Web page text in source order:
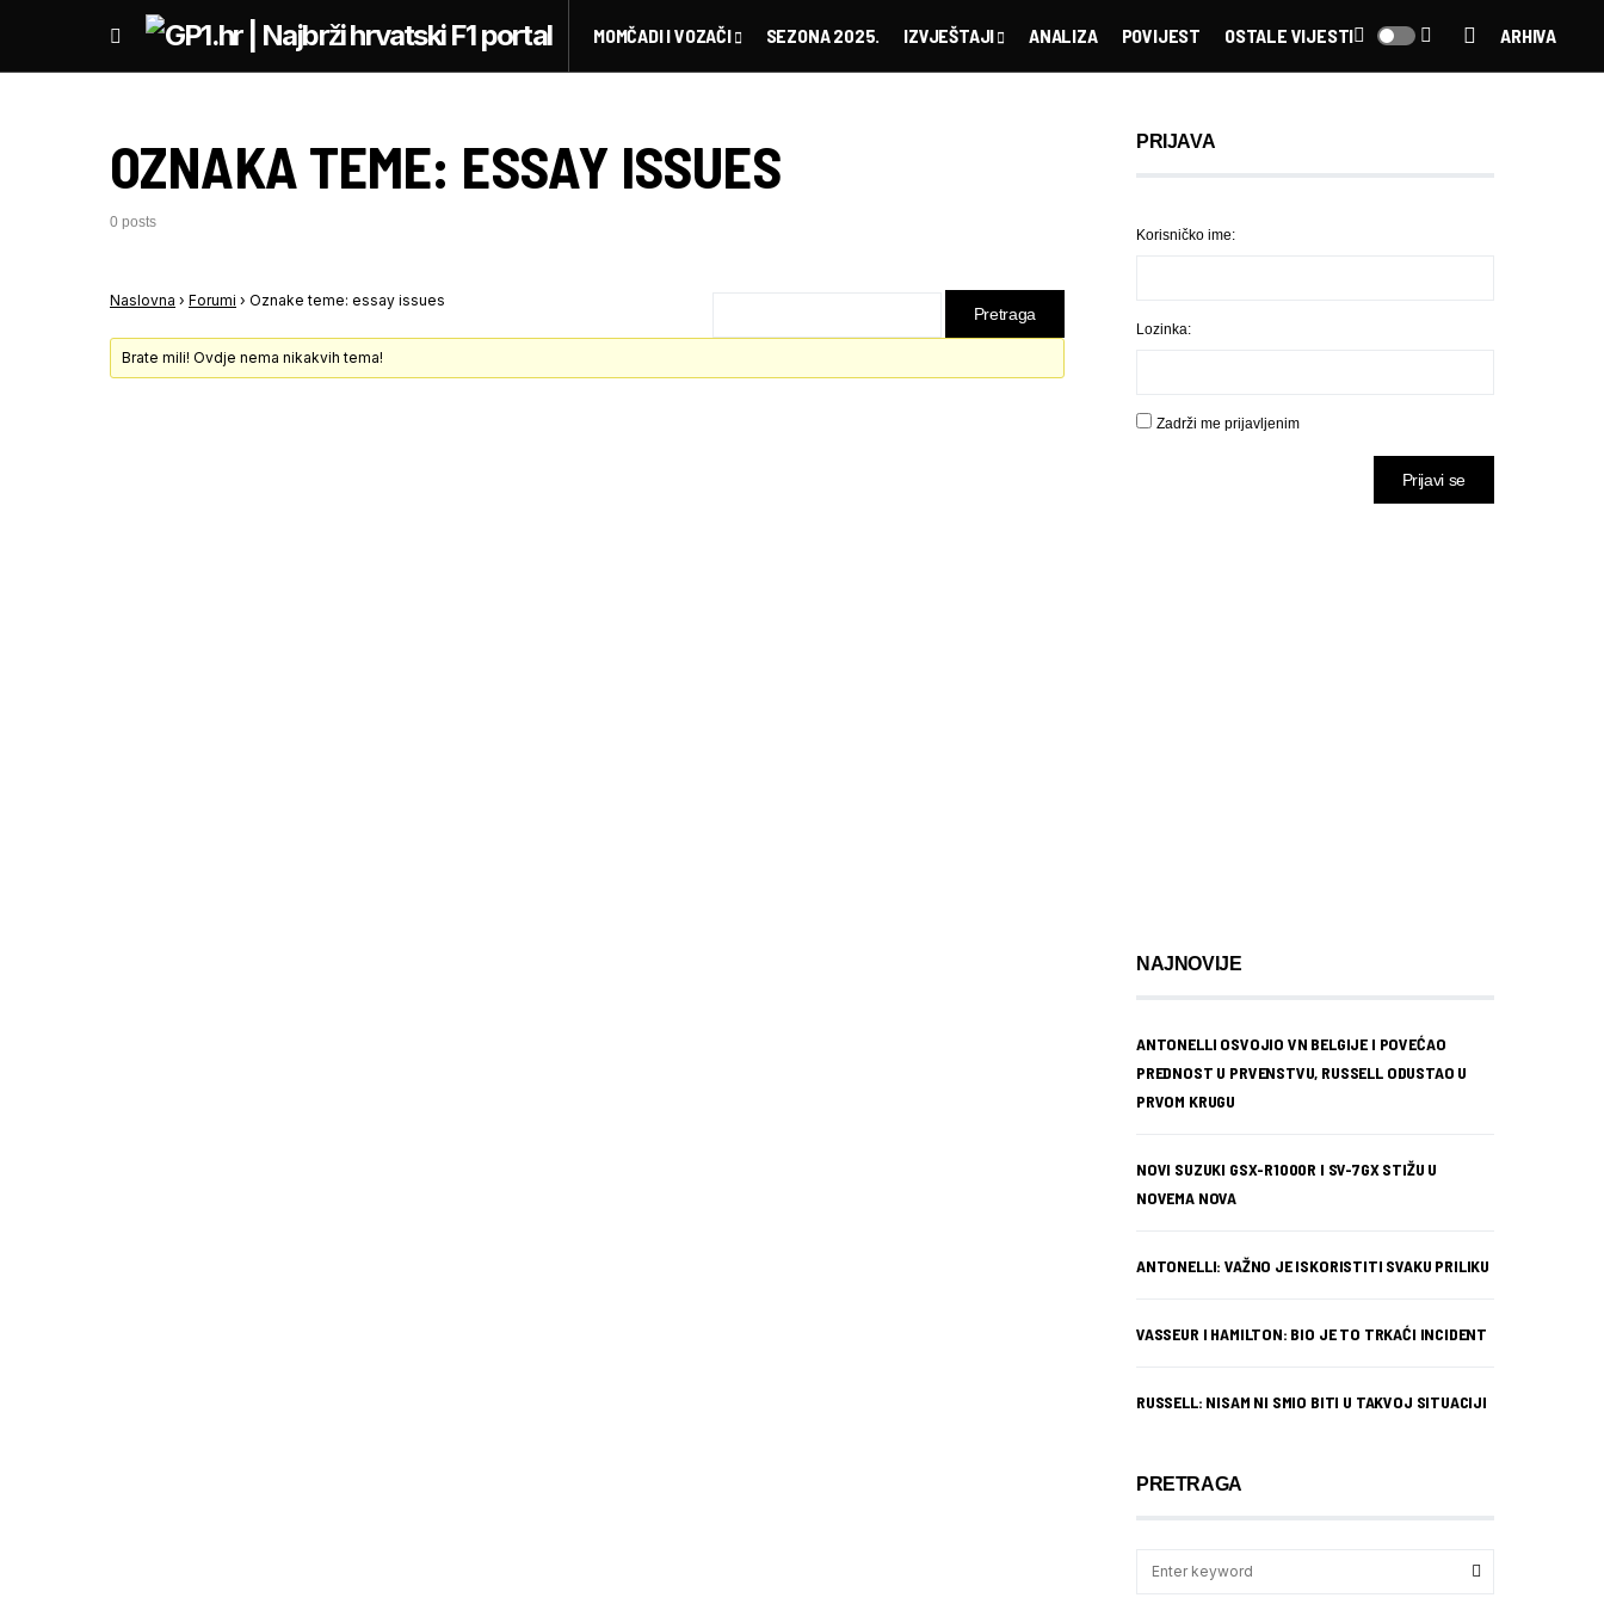
MOMČADI I VOZAČI SEZONA 2025. IZVJEŠTAJI ANALIZA POVIJEST OSTALE VIJESTI ARHIVA
OZNAKA TEME: ESSAY ISSUES
0 posts
Naslovna › Forumi › Oznake teme: essay issues
Brate mili! Ovdje nema nikakvih tema!
PRIJAVA
Korisničko ime:
Lozinka:
Zadrži me prijavljenim
Prijavi se
NAJNOVIJE
ANTONELLI OSVOJIO VN BELGIJE I POVEĆAO
PREDNOST U PRVENSTVU, RUSSELL ODUSTAO U
PRVOM KRUGU
NOVI SUZUKI GSX-R1000R I SV-7GX STIŽU U
NOVEMA NOVA
ANTONELLI: VAŽNO JE ISKORISTITI SVAKU PRILIKU
VASSEUR I HAMILTON: BIO JE TO TRKAĆI INCIDENT
RUSSELL: NISAM NI SMIO BITI U TAKVOJ SITUACIJI
PRETRAGA